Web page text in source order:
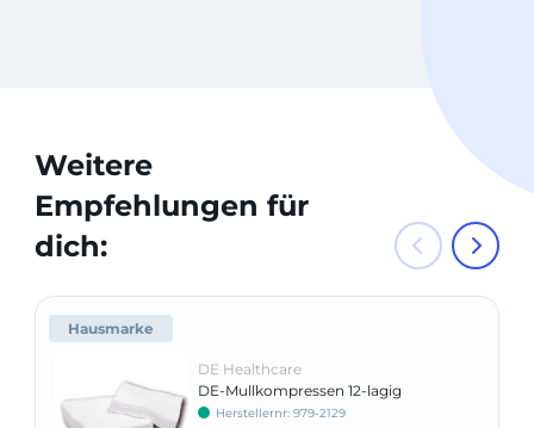
Weitere
Empfehlungen für
dich:
Hausmarke
DE Healthcare
DE-Mullkompressen 12-lagig
Herstellernr: 979-2129